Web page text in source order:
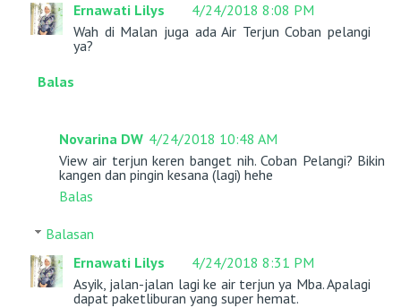
Ernawati Lilys
4/24/2018 8:08 PM
Wah di Malan juga ada Air Terjun Coban pelangi
ya?
Balas
Novarina DW 4/24/2018 10:48 AM
View air terjun keren banget nih. Coban Pelangi? Bikin
kangen dan pingin kesana (lagi) hehe
Balas
Balasan
Ernawati Lilys
4/24/2018 8:31 PM
Asyik, jalan-jalan lagi ke air terjun ya Mba. Apalagi
dapat paketliburan yang super hemat.